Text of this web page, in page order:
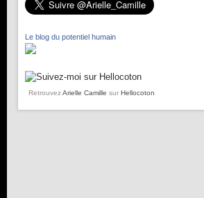
Le blog du potentiel humain
RetrouvezArielle Camille sur Hellocoton